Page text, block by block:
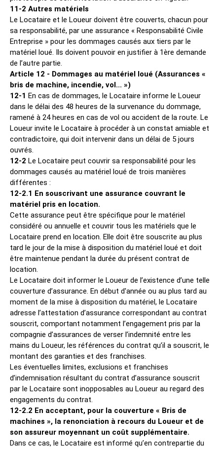
11-2 Autres matériels
Le Locataire et le Loueur doivent être couverts, chacun pour
sa responsabilité, par une assurance « Responsabilité Civile
Entreprise » pour les dommages causés aux tiers par le
matériel loué. Ils doivent pouvoir en justifier à 1ère demande
de l’autre partie.
Article 12 - Dommages au matériel loué (Assurances «
bris de machine, incendie, vol... »)
12-1 En cas de dommages, le Locataire informe le Loueur
dans le délai des 48 heures de la survenance du dommage,
ramené à 24 heures en cas de vol ou accident de la route. Le
Loueur invite le Locataire à procéder à un constat amiable et
contradictoire, qui doit intervenir dans un délai de 5 jours
ouvrés.
12-2 Le Locataire peut couvrir sa responsabilité pour les
dommages causés au matériel loué de trois manières
différentes :
12-2.1 En souscrivant une assurance couvrant le
matériel pris en location.
Cette assurance peut être spécifique pour le matériel
considéré ou annuelle et couvrir tous les matériels que le
Locataire prend en location. Elle doit être souscrite au plus
tard le jour de la mise à disposition du matériel loué et doit
être maintenue pendant la durée du présent contrat de
location.
Le Locataire doit informer le Loueur de l’existence d’une telle
couverture d’assurance. En début d'année ou au plus tard au
moment de la mise à disposition du matériel, le Locataire
adresse l’attestation d’assurance correspondant au contrat
souscrit, comportant notamment l’engagement pris par la
compagnie d’assurances de verser l’indemnité entre les
mains du Loueur, les références du contrat qu’il a souscrit, le
montant des garanties et des franchises.
Les éventuelles limites, exclusions et franchises
d’indemnisation résultant du contrat d’assurance souscrit
par le Locataire sont inopposables au Loueur au regard des
engagements du contrat.
12-2.2 En acceptant, pour la couverture « Bris de
machines », la renonciation à recours du Loueur et de
son assureur moyennant un coût supplémentaire.
Dans ce cas, le Locataire est informé qu’en contrepartie du